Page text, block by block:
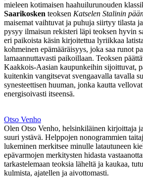
mieleen kotimaisen haahuilurunouden
Saarikosken teoksen Katselen Stalinin
maisemat vaihtuvat ja puhuja siirtyy tilasta
pysyy ilmaisun rekisteri läpi teoksen hyvin
eri paikoista käsin kirjoitettua lyriikkaa
kohmeinen epämääräisyys, joka saa runot
lamaannuttavasti paikoillaan. Teoksen
Kaakkois-Aasian kaupunkeihin sijoittuvat,
kuitenkin vangitsevat svengaavalla tavalla
synesteettisen huuman, jonka kautta
energisoivasti itseensä.
Otso Venho
Olen Otso Venho, helsinkiläinen kirjoittaja
suuri ystävä. Helppojen nonogrammien
lukeminen merkitsee minulle latautuneen
epävarmojen merkitysten hidasta
tarkastelemaan teoksia läheltä ja kaukaa,
kulmista, ajatellen ja aivottomasti.